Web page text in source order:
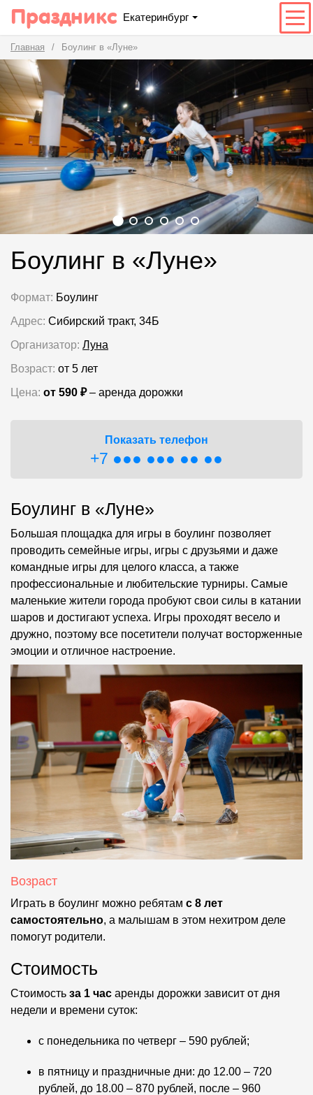
Праздникс Екатеринбург
Главная Боулинг в «Луне»
Боулинг в «Луне»
Формат: Боулинг
Адрес: Сибирский тракт, 34Б
Организатор: Луна
Возраст: от 5 лет
Цена: от 590 ₽– аренда дорожки
Показать телефон
+7 ●●● ●●● ●● ●●
Боулинг в «Луне»
Большая площадка для игры в боулинг позволяет
проводить семейные игры, игры с друзьями и даже
командные игры для целого класса, а также
профессиональные и любительские турниры. Самые
маленькие жители города пробуют свои силы в катании
шаров и достигают успеха. Игры проходят весело и
дружно, поэтому все посетители получат восторженные
эмоции и отличное настроение.
Возраст
Играть в боулинг можно ребятам с 8 лет
самостоятельно, а малышам в этом нехитром деле
помогут родители.
Стоимость
Стоимость за 1 час аренды дорожки зависит от дня
недели и времени суток:
с понедельника по четверг – 590 рублей;
в пятницу и праздничные дни: до 12.00 – 720
рублей, до 18.00 – 870 рублей, после – 960